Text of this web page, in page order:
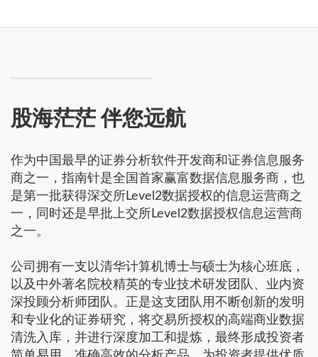
股海茫茫 伴您远航
作为中国最早的证券分析软件开发商和证券信息服务
商之一，指南针是全国首家赢富数据信息服务商，也
是第一批获得深交所Level2数据授权的信息运营商之
一，同时还是早批上交所Level2数据授权信息运营商
之一。
公司拥有一支以清华计算机博士与硕士为核心班底，
以及中外著名院校精英的专业技术研发团队、业内资
深投顾分析师团队。正是这支团队用不断创新的发明
和专业化的证券研究，将交易所授权的高端商业数据
清洗入库，并进行深度加工和提炼，最终形成投资者